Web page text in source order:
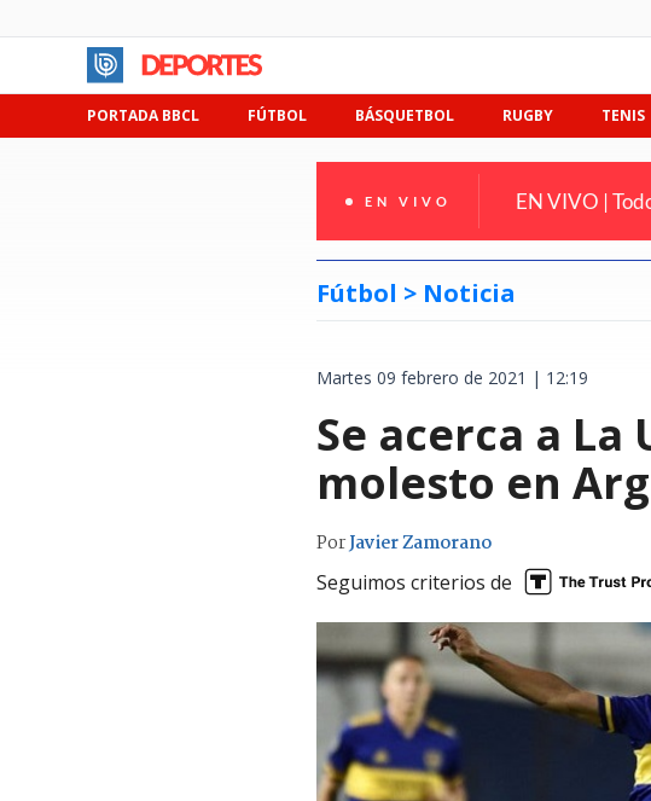
PORTADA BBCL FÚTBOL BÁSQUETBOL RUGBY TENIS
EN VIVO EN VIVO |
Fútbol > Noticia
Martes 09 febrero de 2021 | 12:19
Se acerca a
molesto en
PorJavier Zamorano
Seguimos criterios de